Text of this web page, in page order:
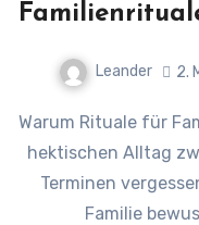
Leander 2.
Warum Rituale für Familien so wertvoll sind In unserem
hektischen Alltag
Terminen
Familie